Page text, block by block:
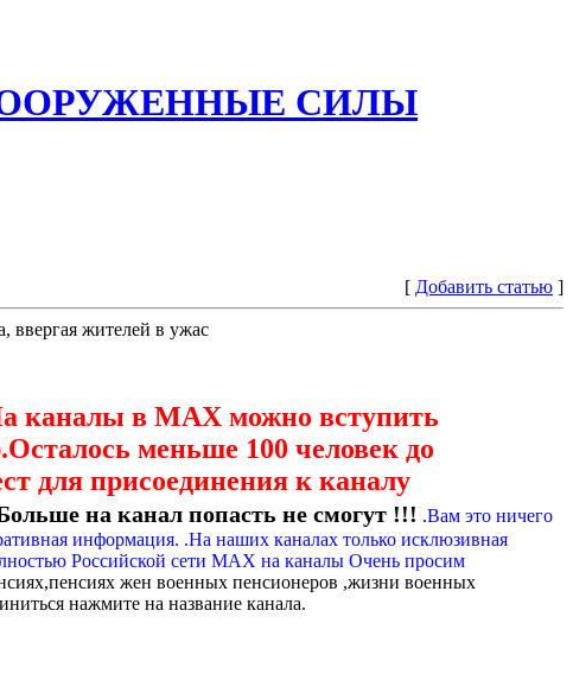
СИЛЫ
[ Добавить статью ]
ввергая жителей в ужас
каналы в МАХ можно вступить
меньше 100 человек до
для присоединения к каналу
на канал попасть не смогут !!! .Вам это ничего
информация. .На наших каналах только исклюзивная
Российской сети МАХ на каналы Очень просим
жен военных пенсионеров ,жизни военных
нажмите на название канала.